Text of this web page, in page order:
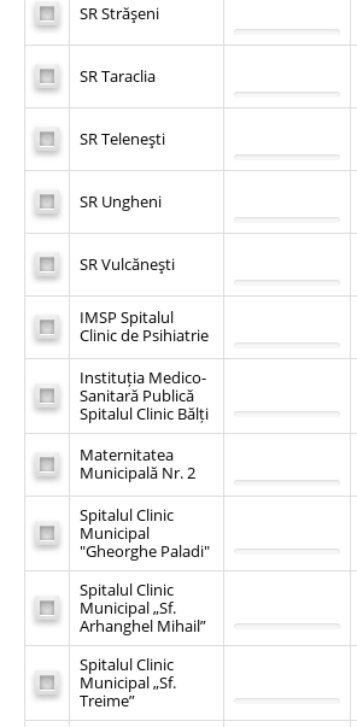
SR Străşeni
SR Taraclia
SR Teleneşti
SR Ungheni
SR Vulcăneşti
IMSP Spitalul
Clinic de Psihiatrie
Instituția Medico-
Sanitară Publică
Spitalul Clinic Bălți
Maternitatea
Municipală Nr. 2
Spitalul Clinic
Municipal
"Gheorghe Paladi"
Spitalul Clinic
Municipal „Sf.
Arhanghel Mihail”
Spitalul Clinic
Municipal „Sf.
Treime”